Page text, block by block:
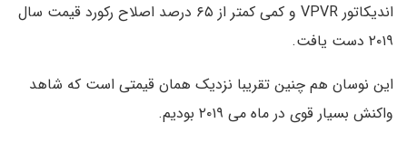
اندیکاتور VPVR و کمی کمتر از ۶۵ درصد اصلاح رکورد قیمت سال
۲۰۱۹ دست یافت.
این نوسان هم چنین تقریبا نزدیک همان قیمتی است که شاهد
واکنش بسیار قوی در ماه می ۲۰۱۹ بودیم.